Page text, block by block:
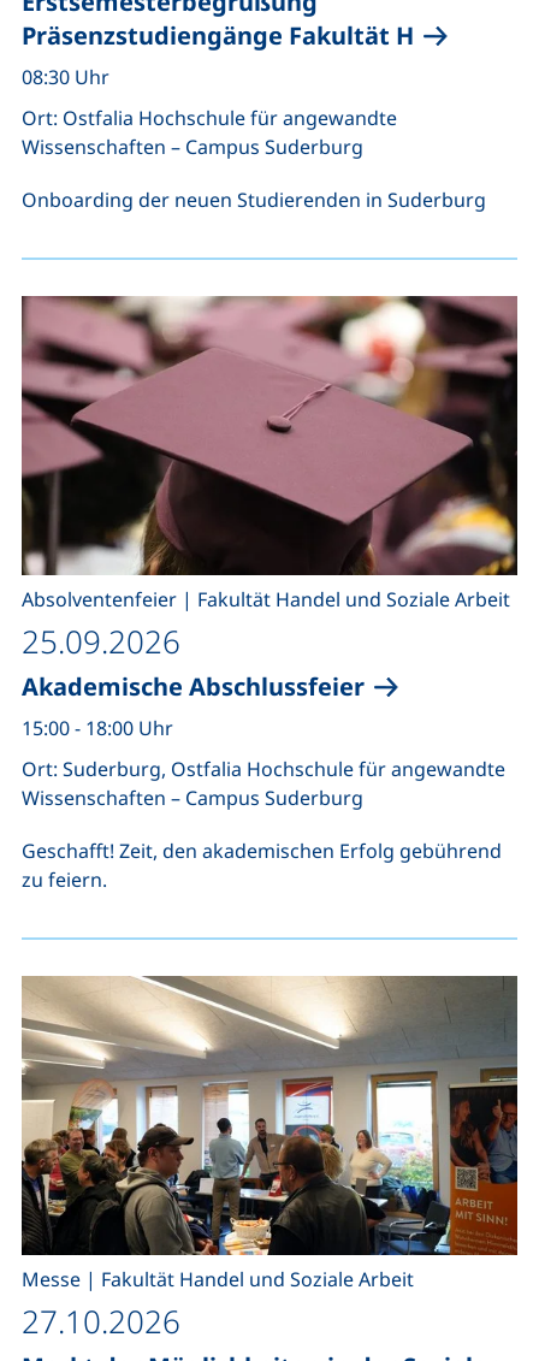
Präsenzstudiengänge Fakultät H
08:30 Uhr
Ort: Ostfalia Hochschule für angewandte
Wissenschaften – Campus Suderburg
Onboarding der neuen Studierenden in Suderburg
Akademische Abschlussfeier
Absolventenfeier | Fakultät Handel und Soziale Arbeit
25.09.2026
15:00 - 18:00 Uhr
Ort: Suderburg, Ostfalia Hochschule für angewandte
Wissenschaften – Campus Suderburg
Geschafft! Zeit, den akademischen Erfolg gebührend
zu feiern.
Messe | Fakultät Handel und Soziale Arbeit
27.10.2026